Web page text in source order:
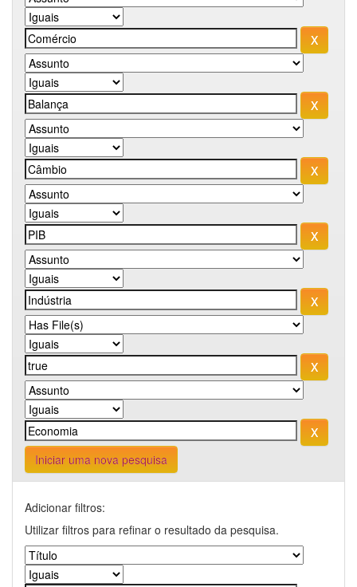
Iniciar uma nova pesquisa
Adicionar filtros:
Utilizar filtros para refinar o resultado da pesquisa.